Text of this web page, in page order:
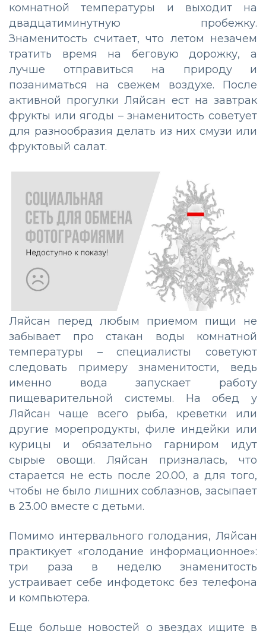
комнатной температуры и выходит на
двадцатиминутную пробежку.
Знаменитость считает, что летом незачем
тратить время на беговую дорожку, а
лучше отправиться на природу и
позаниматься на свежем воздухе. После
активной прогулки Ляйсан ест на завтрак
фрукты или ягоды – знаменитость советует
для разнообразия делать из них смузи или
фруктовый салат.
Ляйсан перед любым приемом пищи не
забывает про стакан воды комнатной
температуры – специалисты советуют
следовать примеру знаменитости, ведь
именно вода запускает работу
пищеварительной системы. На обед у
Ляйсан чаще всего рыба, креветки или
другие морепродукты, филе индейки или
курицы и обязательно гарниром идут
сырые овощи. Ляйсан призналась, что
старается не есть после 20.00, а для того,
чтобы не было лишних соблазнов, засыпает
в 23.00 вместе с детьми.
Помимо интервального голодания, Ляйсан
практикует «голодание информационное»:
три раза в неделю знаменитость
устраивает себе инфодетокс без телефона
и компьютера.
Еще больше новостей о звездах ищите в